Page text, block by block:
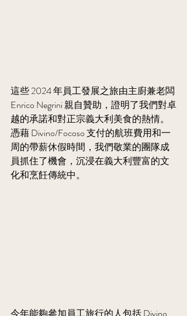
這些 2024 年員工發展之旅由主廚兼老闆
Enrico Negrini 親自贊助，證明了我們對卓
越的承諾和對正宗義大利美食的熱情。
憑藉 Divino/Focoso 支付的航班費用和一
周的帶薪休假時間，我們敬業的團隊成
員抓住了機會，沉浸在義大利豐富的文
化和烹飪傳統中。
今年能夠參加員工旅行的人包括 Divino